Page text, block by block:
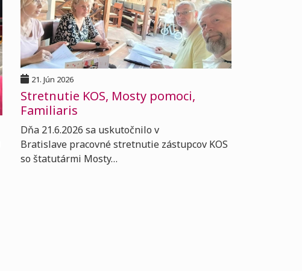
21. Jún 2026
Stretnutie KOS, Mosty pomoci,
Familiaris
Dňa 21.6.2026 sa uskutočnilo v
Bratislave pracovné stretnutie zástupcov KOS
so štatutármi Mosty…